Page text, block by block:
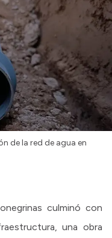
de la red de agua en
culminó con
una obra